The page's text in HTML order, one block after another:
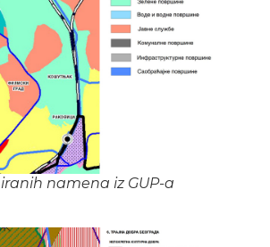
namena iz GUP-a